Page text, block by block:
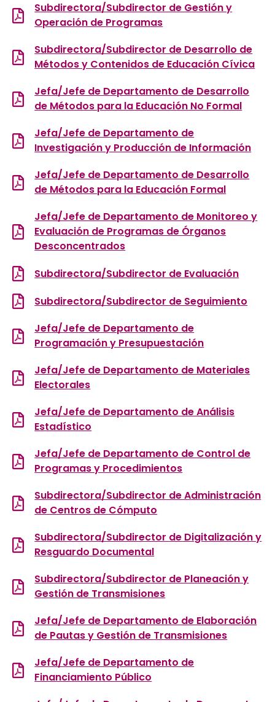
Subdirectora/Subdirector de Gestión y
Operación de Programas
Subdirectora/Subdirector de Desarrollo de
Métodos y Contenidos de Educación Cívica
Jefa/Jefe de Departamento de Desarrollo
de Métodos para la Educación No Formal
Jefa/Jefe de Departamento de
Investigación y Producción de Información
Jefa/Jefe de Departamento de Desarrollo
de Métodos para la Educación Formal
Jefa/Jefe de Departamento de Monitoreo y
Evaluación de Programas de Órganos
Desconcentrados
Subdirectora/Subdirector de Evaluación
Subdirectora/Subdirector de Seguimiento
Jefa/Jefe de Departamento de
Programación y Presupuestación
Jefa/Jefe de Departamento de Materiales
Electorales
Jefa/Jefe de Departamento de Análisis
Estadístico
Jefa/Jefe de Departamento de Control de
Programas y Procedimientos
Subdirectora/Subdirector de Administración
de Centros de Cómputo
Subdirectora/Subdirector de Digitalización y
Resguardo Documental
Subdirectora/Subdirector de Planeación y
Gestión de Transmisiones
Jefa/Jefe de Departamento de Elaboración
de Pautas y Gestión de Transmisiones
Jefa/Jefe de Departamento de
Financiamiento Público